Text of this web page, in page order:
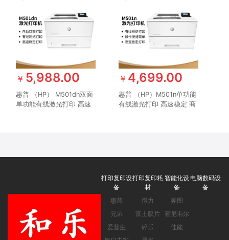
￥ 5,988.00
惠普 （HP） M501dn双面
单功能有线激光打印 高速
￥ 4,699.00
惠普 （HP）M501n单功能
有线激光打印 高速稳定 商
打印复印设
备
惠普
兄弟
爱普生
打印复印耗
材
得力
富士胶片
碎乐
智能化设
备
奔图
霍尼韦尔
佳能
电脑数码设
备